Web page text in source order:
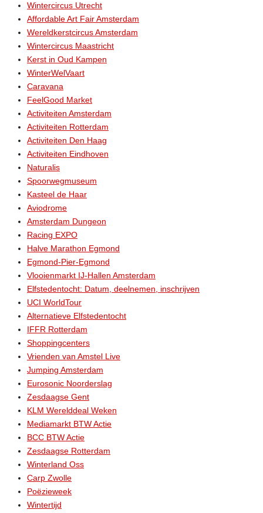
Wintercircus Utrecht
Affordable Art Fair Amsterdam
Wereldkerstcircus Amsterdam
Wintercircus Maastricht
Kerst in Oud Kampen
WinterWelVaart
Caravana
FeelGood Market
Activiteiten Amsterdam
Activiteiten Rotterdam
Activiteiten Den Haag
Activiteiten Eindhoven
Naturalis
Spoorwegmuseum
Kasteel de Haar
Aviodrome
Amsterdam Dungeon
Racing EXPO
Halve Marathon Egmond
Egmond-Pier-Egmond
Vlooienmarkt IJ-Hallen Amsterdam
Elfstedentocht: Datum, deelnemen, inschrijven
UCI WorldTour
Alternatieve Elfstedentocht
IFFR Rotterdam
Shoppingcenters
Vrienden van Amstel Live
Jumping Amsterdam
Eurosonic Noorderslag
Zesdaagse Gent
KLM Werelddeal Weken
Mediamarkt BTW Actie
BCC BTW Actie
Zesdaagse Rotterdam
Winterland Oss
Carp Zwolle
Poëzieweek
Wintertijd